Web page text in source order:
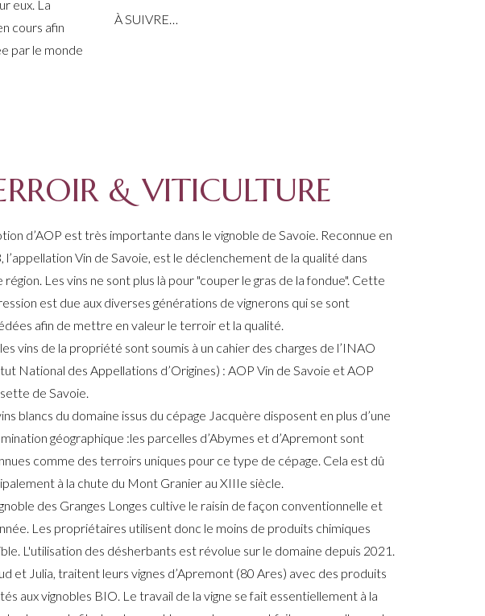
eux. La
cours afin
par le monde
À SUIVRE…
& VITICULTURE
d’AOP est très importante dans le vignoble de Savoie. Reconnue en
l’appellation Vin de Savoie, est le déclenchement de la qualité dans
région. Les vins ne sont plus là pour "couper le gras de la fondue". Cette
est due aux diverses générations de vignerons qui se sont
afin de mettre en valeur le terroir et la qualité.
vins de la propriété sont soumis à un cahier des charges de l’INAO
National des Appellations d’Origines) : AOP Vin de Savoie et AOP
de Savoie.
blancs du domaine issus du cépage Jacquère disposent en plus d’une
géographique :les parcelles d’Abymes et d’Apremont sont
comme des terroirs uniques pour ce type de cépage. Cela est dû
à la chute du Mont Granier au XIIIe siècle.
des Granges Longes cultive le raisin de façon conventionnelle et
Les propriétaires utilisent donc le moins de produits chimiques
L'utilisation des désherbants est révolue sur le domaine depuis 2021.
et Julia, traitent leurs vignes d’Apremont (80 Ares) avec des produits
aux vignobles BIO. Le travail de la vigne se fait essentiellement à la